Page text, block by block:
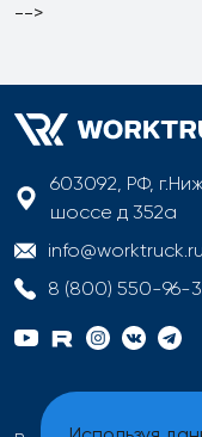
-->
603092, РФ,
шоссе д 352а
info@worktruck.ru
8 (800) 550-96-